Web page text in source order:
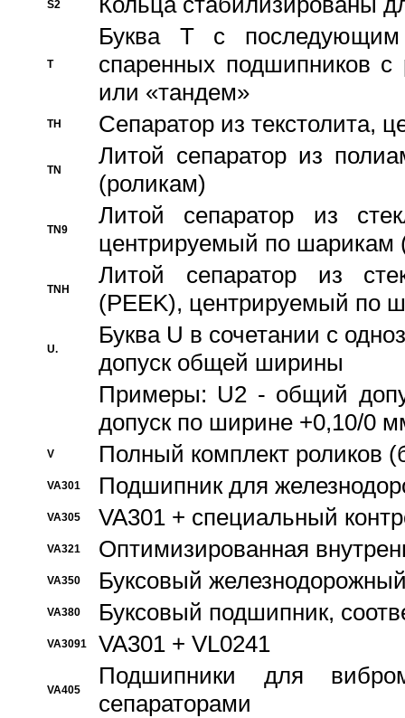
S2
T
Буква T с
спаренных подшипников
или «тандем»
TH Сепаратор из текстолита,
TN
Литой сепаратор из
(роликам)
TN9
Литой сепаратор из
центрируемый по шарикам
TNH
Литой сепаратор из
(PEEK), центрируемый по
U.
Буква U в сочетании с
допуск общей ширины
Примеры: U2 - общий
допуск по ширине +0,10/0
V Полный комплект роликов
VA301 Подшипник для
VA305 VA301 + специальный
VA321 Оптимизированная
VA350 Буксовый
VA380 Буксовый подшипник,
VA3091 VA301 + VL0241
VA405
Подшипники для
сепараторами